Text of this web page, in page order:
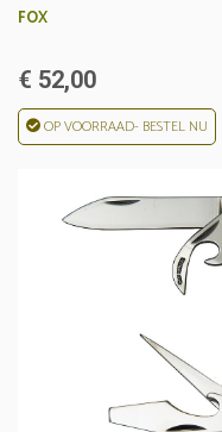
FOX
€ 52,00
OP VOORRAAD- BESTEL NU